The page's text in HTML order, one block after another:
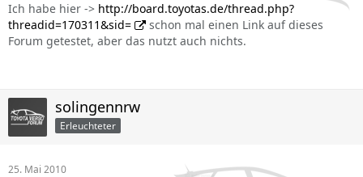
Ich habe hier -> http://board.toyotas.de/thread.php?
threadid=170311&sid=
schon mal einen Link auf dieses
Forum getestet, aber das nutzt auch nichts.
solingennrw
Erleuchteter
25. Mai 2010